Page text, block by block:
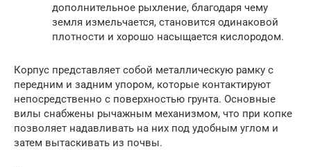
дополнительное рыхление, благодаря чему
земля измельчается, становится одинаковой
плотности и хорошо насыщается кислородом.
Корпус представляет собой металлическую рамку с
передним и задним упором, которые контактируют
непосредственно с поверхностью грунта. Основные
вилы снабжены рычажным механизмом, что при копке
позволяет надавливать на них под удобным углом и
затем вытаскивать из почвы.